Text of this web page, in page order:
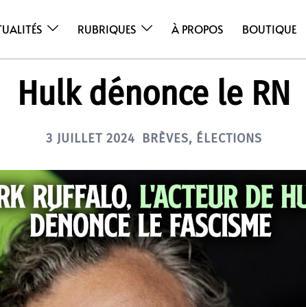
RUBRIQUES À PROPOS BOUTIQUE
Hulk dénonce le RN
3 JUILLET 2024 BRÈVES, ÉLECTIONS